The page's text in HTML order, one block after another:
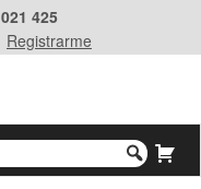
425
Registrarme